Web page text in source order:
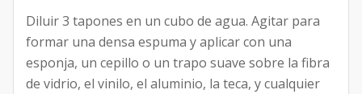
Diluir 3 tapones en un cubo de agua. Agitar para
formar una densa espuma y aplicar con una
esponja, un cepillo o un trapo suave sobre la fibra
de vidrio, el vinilo, el aluminio, la teca, y cualquier